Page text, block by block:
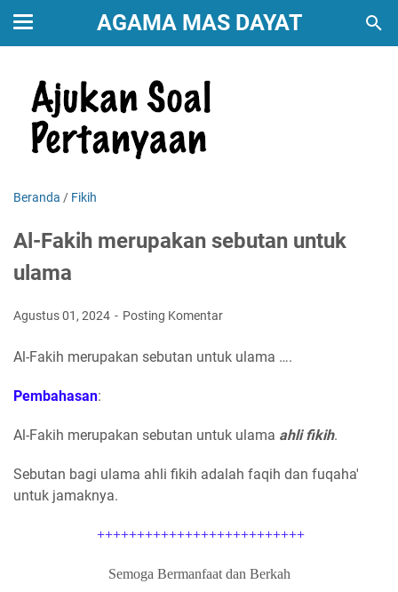
AGAMA MAS DAYAT
Beranda / Fikih
Al-Fakih merupakan sebutan untuk
ulama
Agustus 01, 2024 Posting Komentar
Al-Fakih merupakan sebutan untuk ulama ….
Pembahasan:
Al-Fakih merupakan sebutan untuk ulama ahli fikih.
Sebutan bagi ulama ahli fikih adalah faqih dan fuqaha'
untuk jamaknya.
++++++++++++++++++++++++++
Semoga Bermanfaat dan Berkah